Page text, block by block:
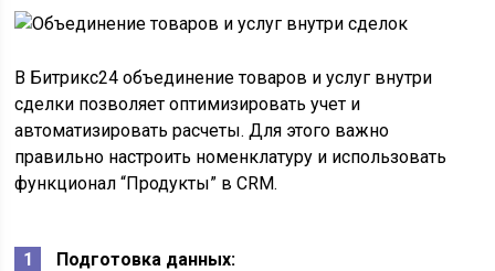
В Битрикс24 объединение товаров и услуг внутри
сделки позволяет оптимизировать учет и
автоматизировать расчеты. Для этого важно
правильно настроить номенклатуру и использовать
функционал “Продукты” в CRM.
Подготовка данных: